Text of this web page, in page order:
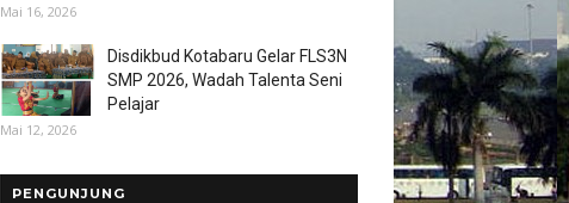
Mai 16, 2026
Disdikbud Kotabaru Gelar FLS3N
SMP 2026, Wadah Talenta Seni
Pelajar
Mai 12, 2026
PENGUNJUNG